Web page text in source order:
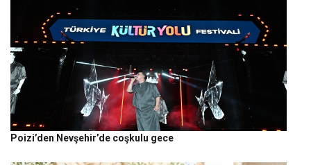
Poizi’den Nevşehir’de coşkulu gece